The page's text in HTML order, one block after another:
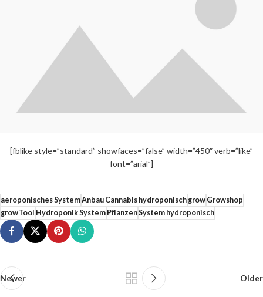
[fblike style=”standard” showfaces=”false” width=”450″ verb=”like”
font=”arial”]
aeroponisches SystemAnbau Cannabis hydroponischgrowGrowshop
growTool Hydroponik SystemPflanzenSystem hydroponisch
Newer Older